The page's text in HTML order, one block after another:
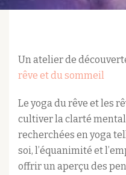
Un atelier de
rêve et du sommeil
Le yoga du rêve et les
cultiver la clarté
recherchées en yoga
soi, l’équanimité et
offrir un aperçu des